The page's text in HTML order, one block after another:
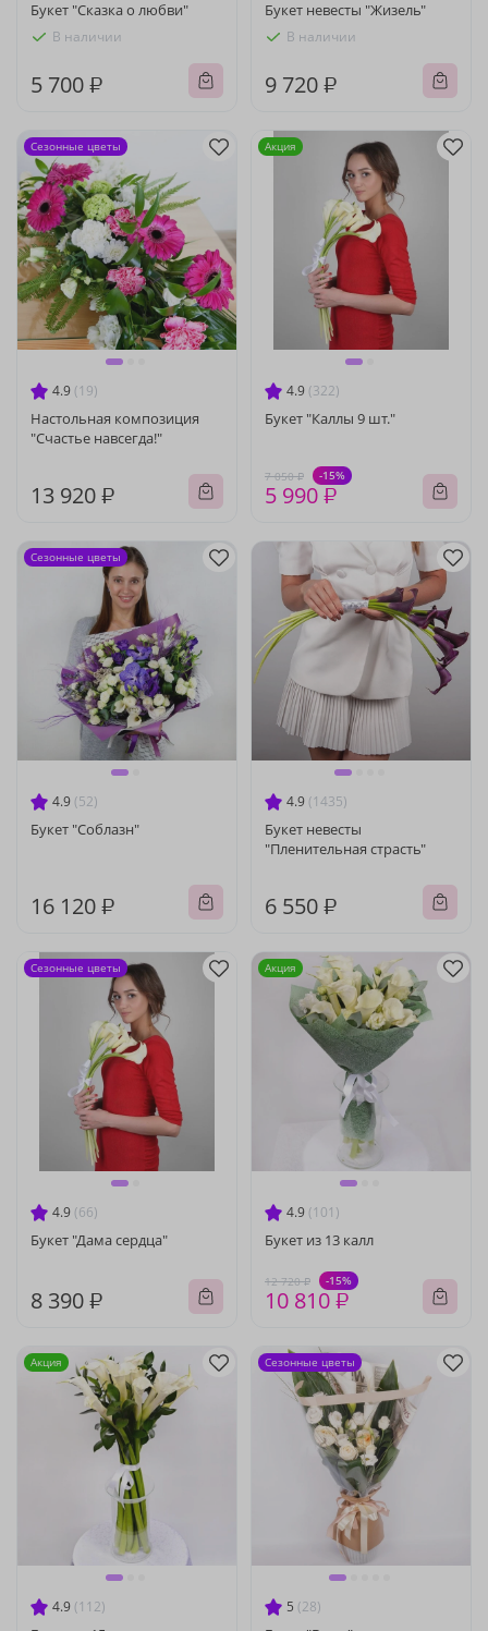
Букет "Сказка о любви"
В наличии
5 700 ₽
Букет невесты "Жизель"
В наличии
9 720 ₽
4.9 (19)
Настольная композиция
"Счастье навсегда!"
13 920 ₽
Сезонные цветы
4.9 (322)
Букет "Каллы 9 шт."
7 050 ₽ -15%
5 990 ₽
Акция
4.9 (52)
Букет "Соблазн"
16 120 ₽
Сезонные цветы
4.9 (1435)
Букет невесты
"Пленительная страсть"
6 550 ₽
4.9 (66)
Букет "Дама сердца"
8 390 ₽
Сезонные цветы
4.9 (101)
Букет из 13 калл
12 720 ₽ -15%
10 810 ₽
Акция
4.9 (112)
Акция
5 (28)
Сезонные цветы